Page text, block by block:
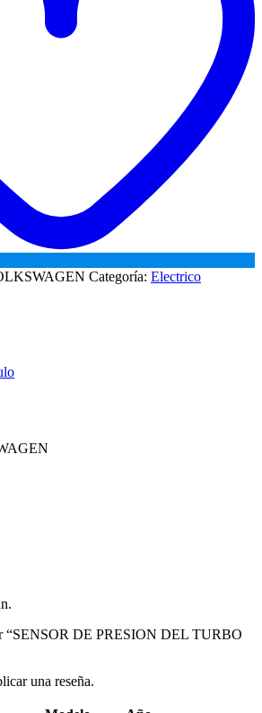
Categoría: Electrico
“SENSOR DE PRESION DEL TURBO
una reseña.